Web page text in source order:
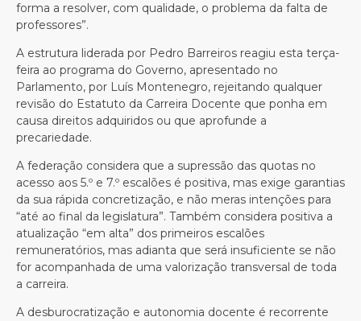
forma a resolver, com qualidade, o problema da falta de
professores”.
A estrutura liderada por Pedro Barreiros reagiu esta terça-
feira ao programa do Governo, apresentado no
Parlamento, por Luís Montenegro, rejeitando qualquer
revisão do Estatuto da Carreira Docente que ponha em
causa direitos adquiridos ou que aprofunde a
precariedade.
A federação considera que a supressão das quotas no
acesso aos 5.º e 7.º escalões é positiva, mas exige garantias
da sua rápida concretização, e não meras intenções para
“até ao final da legislatura”. Também considera positiva a
atualização “em alta” dos primeiros escalões
remuneratórios, mas adianta que será insuficiente se não
for acompanhada de uma valorização transversal de toda
a carreira.
A desburocratização e autonomia docente é recorrente